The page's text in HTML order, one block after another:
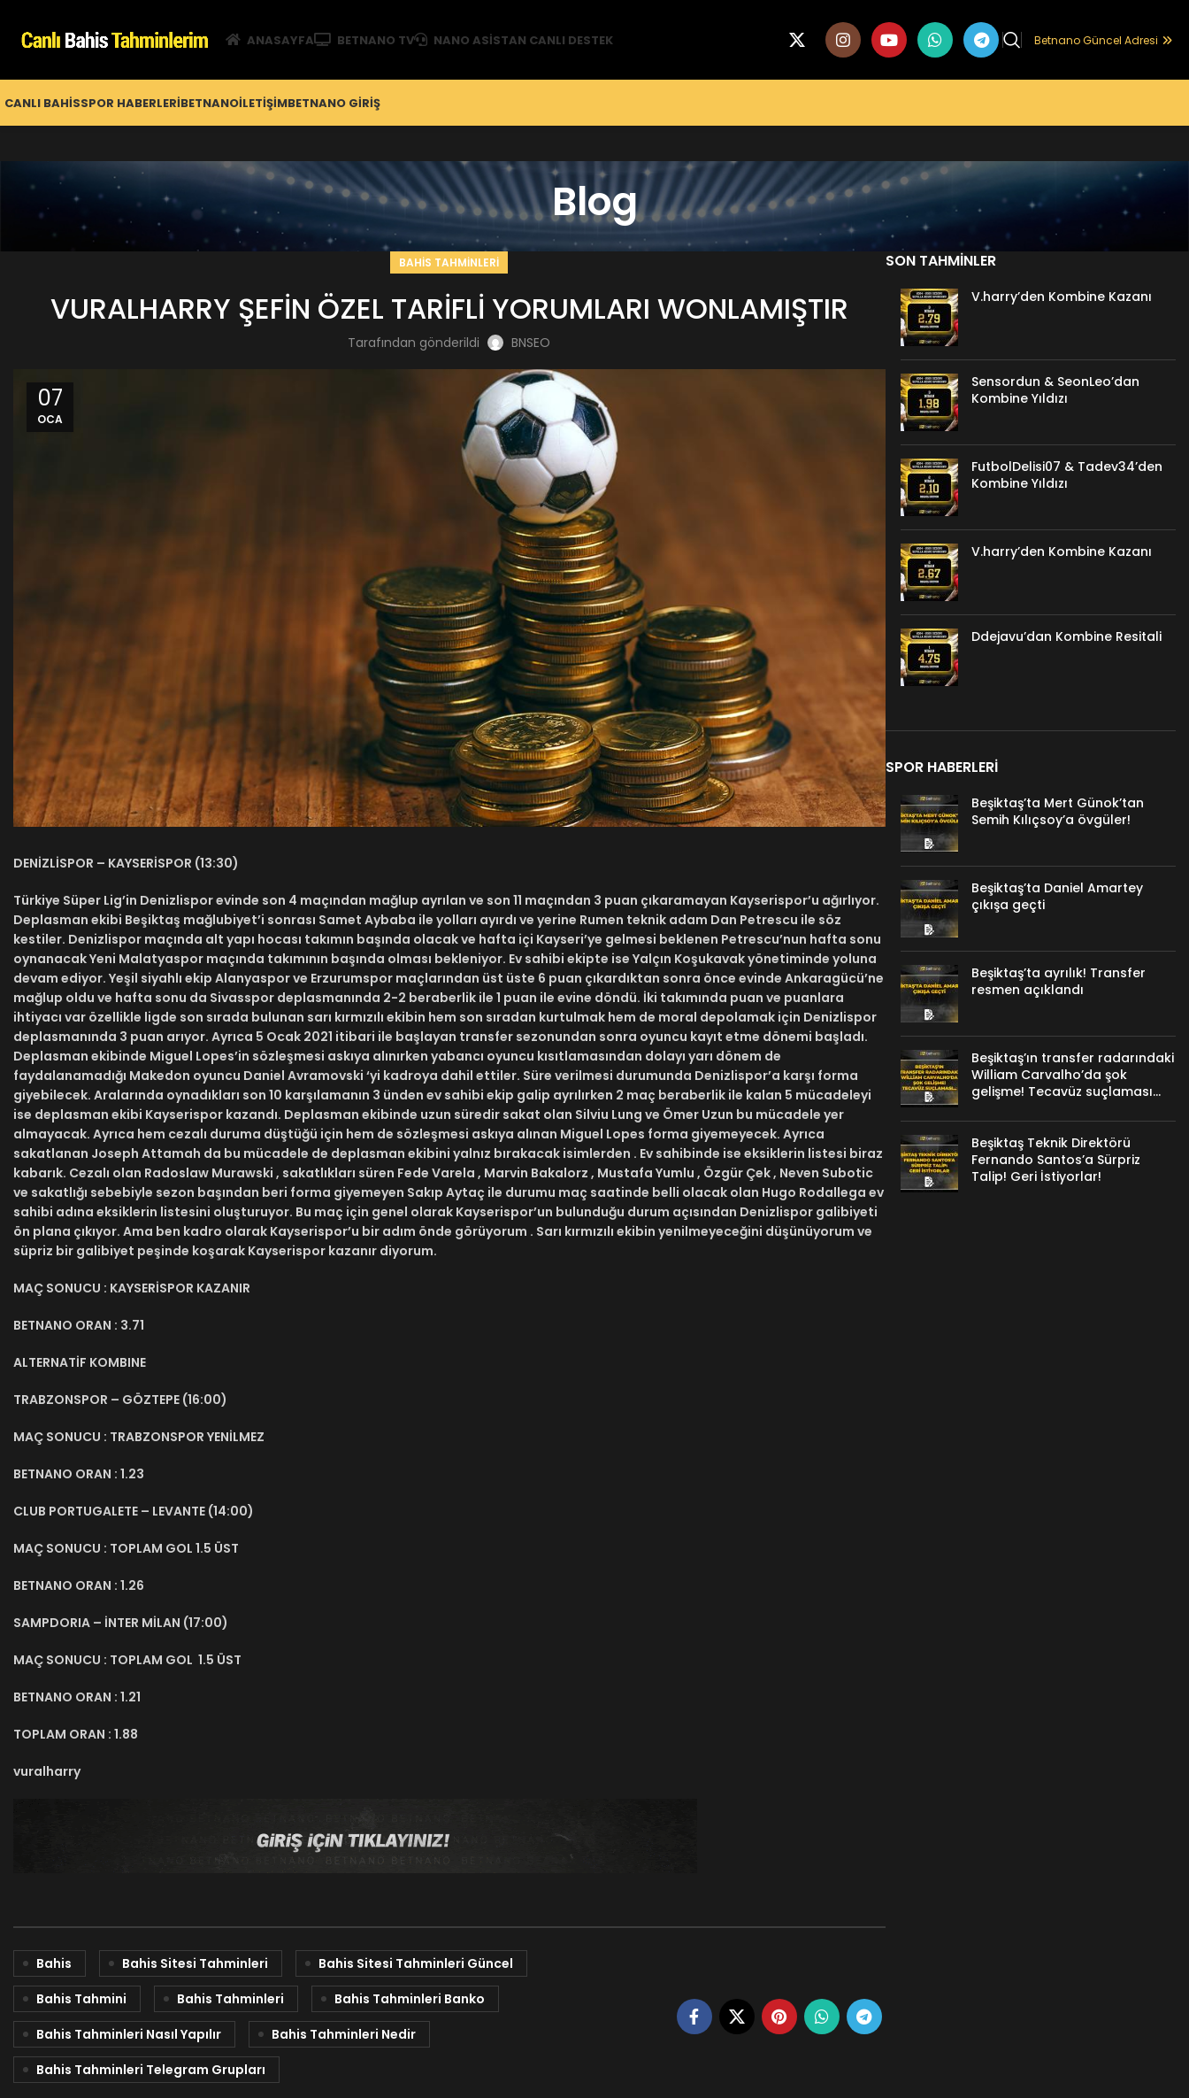
ANASAYFA BETNANO TV NANO ASISTAN CANLI DESTEK Betnano Güncel Adresi
CANLI BAHISSPOR HABERLERIBETNANOİLETIŞIMBETNANO GİRIŞ
Blog
BAHIS TAHMINLERI
VURALHARRY ŞEFİN ÖZEL TARİFLİ YORUMLARI WONLAMIŞTIR
Tarafından gönderildi BNSEO
07
OCA
DENİZLİSPOR – KAYSERİSPOR (13:30)
Türkiye Süper Lig’in Denizlispor evinde son 4 maçından mağlup ayrılan ve son 11 maçından 3 puan çıkaramayan Kayserispor’u ağırlıyor.
Deplasman ekibi Beşiktaş mağlubiyet’i sonrası Samet Aybaba ile yolları ayırdı ve yerine Rumen teknik adam Dan Petrescu ile söz
kestiler. Denizlispor maçında alt yapı hocası takımın başında olacak ve hafta içi Kayseri’ye gelmesi beklenen Petrescu’nun hafta sonu
oynanacak Yeni Malatyaspor maçında takımının başında olması bekleniyor. Ev sahibi ekipte ise Yalçın Koşukavak yönetiminde yoluna
devam ediyor. Yeşil siyahlı ekip Alanyaspor ve Erzurumspor maçlarından üst üste 6 puan çıkardıktan sonra önce evinde Ankaragücü’ne
mağlup oldu ve hafta sonu da Sivasspor deplasmanında 2-2 beraberlik ile 1 puan ile evine döndü. İki takımında puan ve puanlara
ihtiyacı var özellikle ligde son sırada bulunan sarı kırmızılı ekibin hem son sıradan kurtulmak hem de moral depolamak için Denizlispor
deplasmanında 3 puan arıyor. Ayrıca 5 Ocak 2021 itibari ile başlayan transfer sezonundan sonra oyuncu kayıt etme dönemi başladı.
Deplasman ekibinde Miguel Lopes’in sözleşmesi askıya alınırken yabancı oyuncu kısıtlamasından dolayı yarı dönem de
faydalanamadığı Makedon oyuncu Daniel Avramovski ‘yi kadroya dahil ettiler. Süre verilmesi durumunda Denizlispor’a karşı forma
giyebilecek. Aralarında oynadıkları son 10 karşılamanın 3 ünden ev sahibi ekip galip ayrılırken 2 maç beraberlik ile kalan 5 mücadeleyi
ise deplasman ekibi Kayserispor kazandı. Deplasman ekibinde uzun süredir sakat olan Silviu Lung ve Ömer Uzun bu mücadele yer
almayacak. Ayrıca hem cezalı duruma düştüğü için hem de sözleşmesi askıya alınan Miguel Lopes forma giyemeyecek. Ayrıca
sakatlanan Joseph Attamah da bu mücadele de deplasman ekibini yalnız bırakacak isimlerden . Ev sahibinde ise eksiklerin listesi biraz
kabarık. Cezalı olan Radoslaw Murawski , sakatlıkları süren Fede Varela , Marvin Bakalorz , Mustafa Yumlu , Özgür Çek , Neven Subotic
ve sakatlığı sebebiyle sezon başından beri forma giyemeyen Sakıp Aytaç ile durumu maç saatinde belli olacak olan Hugo Rodallega ev
sahibi adına eksiklerin listesini oluşturuyor. Bu maç için genel olarak Kayserispor’un bulunduğu durum açısından Denizlispor galibiyeti
ön plana çıkıyor. Ama ben kadro olarak Kayserispor’u bir adım önde görüyorum . Sarı kırmızılı ekibin yenilmeyeceğini düşünüyorum ve
süpriz bir galibiyet peşinde koşarak Kayserispor kazanır diyorum.
MAÇ SONUCU : KAYSERİSPOR KAZANIR
BETNANO ORAN : 3.71
ALTERNATİF KOMBINE
TRABZONSPOR – GÖZTEPE (16:00)
MAÇ SONUCU : TRABZONSPOR YENİLMEZ
BETNANO ORAN : 1.23
CLUB PORTUGALETE – LEVANTE (14:00)
MAÇ SONUCU : TOPLAM GOL 1.5 ÜST
BETNANO ORAN : 1.26
SAMPDORIA – İNTER MİLAN (17:00)
MAÇ SONUCU : TOPLAM GOL 1.5 ÜST
BETNANO ORAN : 1.21
TOPLAM ORAN : 1.88
vuralharry
Bahis Bahis Sitesi Tahminleri
Bahis Sitesi Tahminleri Güncel
Bahis Tahmini
Bahis Tahminleri
Bahis Tahminleri Banko
Bahis Tahminleri Nasıl Yapılır
Bahis Tahminleri Nedir
Bahis Tahminleri Telegram Grupları
SON TAHMINLER
V.harry’den Kombine Kazanı
Sensordun & SeonLeo’dan
Kombine Yıldızı
FutbolDelisi07 & Tadev34’den
Kombine Yıldızı
V.harry’den Kombine Kazanı
Ddejavu’dan Kombine Resitali
SPOR HABERLERI
Beşiktaş’ta Mert Günok’tan
Semih Kılıçsoy’a övgüler!
Beşiktaş’ta Daniel Amartey
çıkışa geçti
Beşiktaş’ta ayrılık! Transfer
resmen açıklandı
Beşiktaş’ın transfer radarındaki
William Carvalho’da şok
gelişme! Tecavüz suçlaması…
Beşiktaş Teknik Direktörü
Fernando Santos’a Sürpriz
Talip! Geri İstiyorlar!